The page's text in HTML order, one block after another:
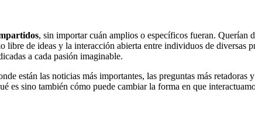
, sin importar cuán amplios o específicos fueran. Querían
de ideas y la interacción abierta entre individuos de diversas
a cada pasión imaginable.
están las noticias más importantes, las preguntas más retadoras
es sino también cómo puede cambiar la forma en que